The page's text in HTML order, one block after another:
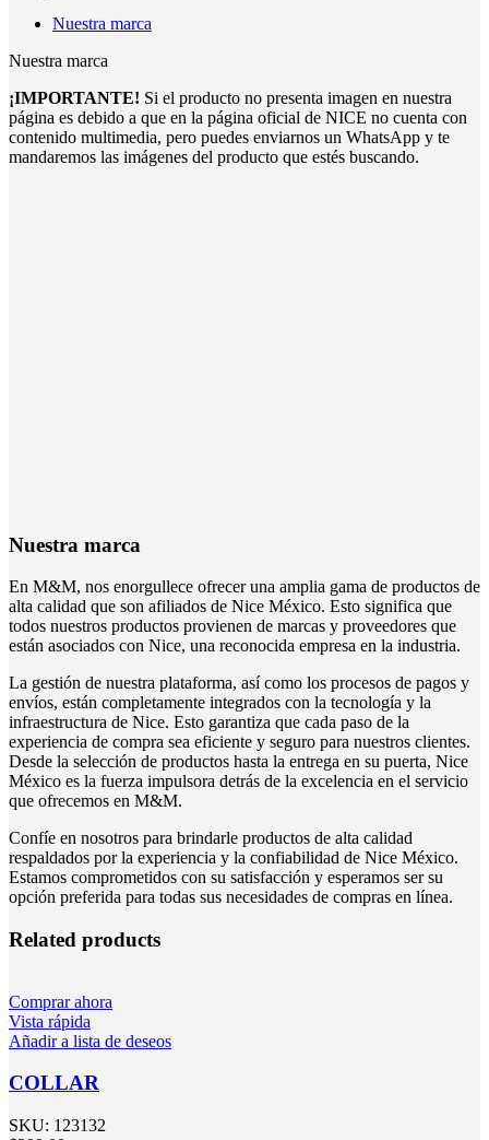
Nuestra marca
Nuestra marca
¡IMPORTANTE! Si el producto no presenta imagen en nuestra
página es debido a que en la página oficial de NICE no cuenta con
contenido multimedia, pero puedes enviarnos un WhatsApp y te
mandaremos las imágenes del producto que estés buscando.
Nuestra marca
En M&M, nos enorgullece ofrecer una amplia gama de productos de
alta calidad que son afiliados de Nice México. Esto significa que
todos nuestros productos provienen de marcas y proveedores que
están asociados con Nice, una reconocida empresa en la industria.
La gestión de nuestra plataforma, así como los procesos de pagos y
envíos, están completamente integrados con la tecnología y la
infraestructura de Nice. Esto garantiza que cada paso de la
experiencia de compra sea eficiente y seguro para nuestros clientes.
Desde la selección de productos hasta la entrega en su puerta, Nice
México es la fuerza impulsora detrás de la excelencia en el servicio
que ofrecemos en M&M.
Confíe en nosotros para brindarle productos de alta calidad
respaldados por la experiencia y la confiabilidad de Nice México.
Estamos comprometidos con su satisfacción y esperamos ser su
opción preferida para todas sus necesidades de compras en línea.
Related products
Comprar ahora
Vista rápida
Añadir a lista de deseos
COLLAR
SKU: 123132